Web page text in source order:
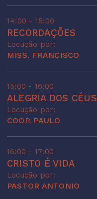
14:00 - 15:00
RECORDAÇÕES
Locução por:
MISS. FRANCISCO
15:00 - 16:00
ALEGRIA DOS CÉUS
Locução por:
COOP. PAULO
16:00 - 17:00
CRISTO É VIDA
Locução por:
PASTOR ANTONIO